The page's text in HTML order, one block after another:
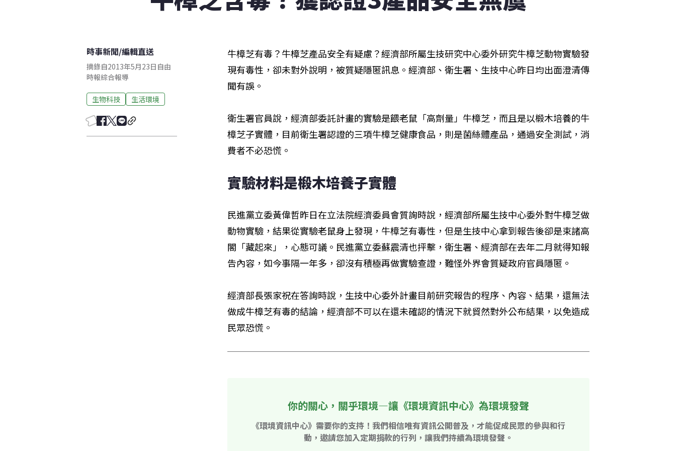
時事新聞/編輯直送
摘錄自2013年5月23日自由
時報綜合報導
生物科技 生活環境
牛樟芝有毒？牛樟芝產品安全有疑慮？經濟部所屬生技研究中心委外研究牛樟芝動物實驗發
現有毒性，卻未對外說明，被質疑隱匿訊息。經濟部、衛生署、生技中心昨日均出面澄清傳
聞有誤。
衛生署官員說，經濟部委託計畫的實驗是餵老鼠「高劑量」牛樟芝，而且是以椴木培養的牛
樟芝子實體，目前衛生署認證的三項牛樟芝健康食品，則是菌絲體產品，通過安全測試，消
費者不必恐慌。
實驗材料是椴木培養子實體
民進黨立委黃偉哲昨日在立法院經濟委員會質詢時說，經濟部所屬生技中心委外對牛樟芝做
動物實驗，結果從實驗老鼠身上發現，牛樟芝有毒性，但是生技中心拿到報告後卻是束諸高
閣「藏起來」，心態可議。民進黨立委蘇震清也抨擊，衛生署、經濟部在去年二月就得知報
告內容，如今事隔一年多，卻沒有積極再做實驗查證，難怪外界會質疑政府官員隱匿。
經濟部長張家祝在答詢時說，生技中心委外計畫目前研究報告的程序、內容、結果，還無法
做成牛樟芝有毒的結論，經濟部不可以在還未確認的情況下就貿然對外公布結果，以免造成
民眾恐慌。
你的關心，關乎環境—讓《環境資訊中心》為環境發聲
《環境資訊中心》需要你的支持！我們相信唯有資訊公開普及，才能促成民眾的參與和行
動，邀請您加入定期捐款的行列，讓我們持續為環境發聲。